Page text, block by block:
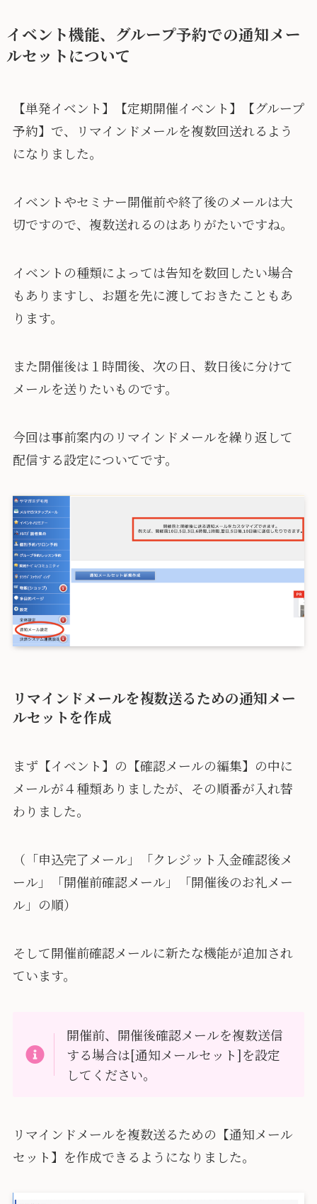
イベント機能、グループ予約での通知メー
ルセットについて
【単発イベント】【定期開催イベント】【グループ
予約】で、リマインドメールを複数回送れるよう
になりました。
イベントやセミナー開催前や終了後のメールは大
切ですので、複数送れるのはありがたいですね。
イベントの種類によっては告知を数回したい場合
もありますし、お題を先に渡しておきたこともあ
ります。
また開催後は１時間後、次の日、数日後に分けて
メールを送りたいものです。
今回は事前案内のリマインドメールを繰り返して
配信する設定についてです。
リマインドメールを複数送るための通知メー
ルセットを作成
まず【イベント】の【確認メールの編集】の中に
メールが４種類ありましたが、その順番が入れ替
わりました。
（「申込完了メール」「クレジット入金確認後メ
ール」「開催前確認メール」「開催後のお礼メー
ル」の順）
そして開催前確認メールに新たな機能が追加され
ています。
開催前、開催後確認メールを複数送信
する場合は[通知メールセット]を設定
してください。
リマインドメールを複数送るための【通知メール
セット】を作成できるようになりました。